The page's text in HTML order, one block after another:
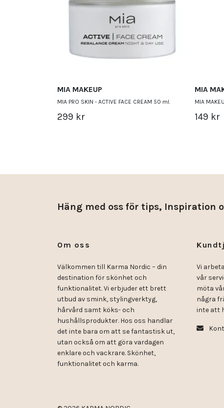
MIA MAKEUP
MIA PRO SKIN - ACTIVE FACE CREAM 50 ml.
299 kr
MIA
MIA
149 kr
Häng med oss för tips, Inspiration
Om oss
Välkommen till Karma Nordic – din
destination för skönhet och
funktionalitet. Vi erbjuder ett brett
utbud av smink, stylingverktyg,
hårvård samt köks- och
hushållsprodukter. Hos oss handlar
det inte bara om att se fantastisk ut,
utan också om att göra vardagen
enklare och vackrare. Skönhet,
funktionalitet och karma.
Vi
vår
möta
några
inte att